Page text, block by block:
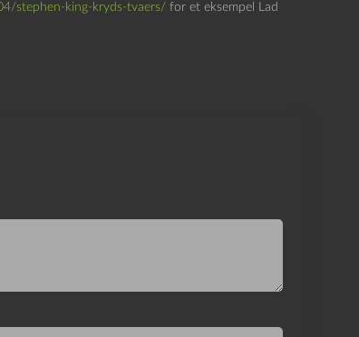
stephen-king-kryds-tvaers/ for et eksempel Lad